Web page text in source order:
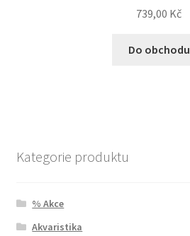
739,00 Kč
Do obchodu
Kategorie produktu
% Akce
Akvaristika